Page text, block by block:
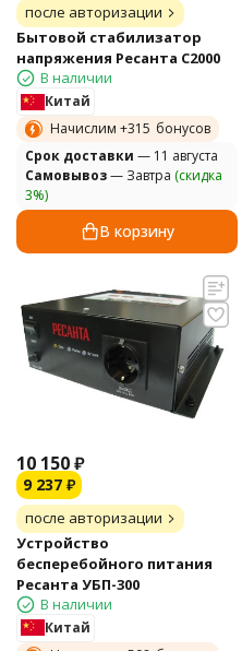
после авторизации
Бытовой стабилизатор
напряжения Ресанта С2000
В наличии
Китай
Начислим +315 бонусов
Cрок доставки — 11 августа
Самовывоз— Завтра (скидка
3%)
В корзину
10 150₽
9 237 ₽
после авторизации
Устройство
бесперебойного питания
Ресанта УБП-300
В наличии
Китай